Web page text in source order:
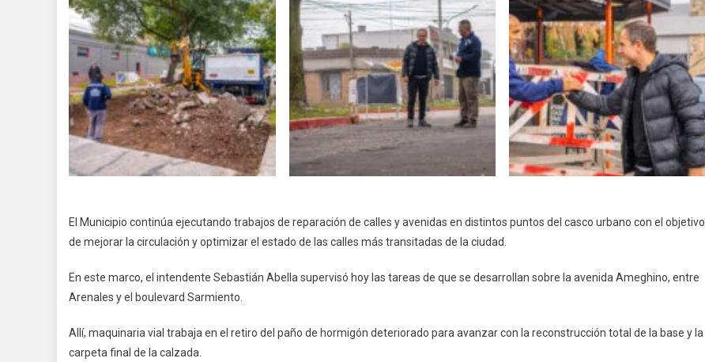
El Municipio continúa ejecutando trabajos de reparación de calles y avenidas en distintos puntos del casco urbano con el objetivo
de mejorar la circulación y optimizar el estado de las calles más transitadas de la ciudad.
En este marco, el intendente Sebastián Abella supervisó hoy las tareas de que se desarrollan sobre la avenida Ameghino, entre
Arenales y el boulevard Sarmiento.
Allí, maquinaria vial trabaja en el retiro del paño de hormigón deteriorado para avanzar con la reconstrucción total de la base y la
carpeta final de la calzada.